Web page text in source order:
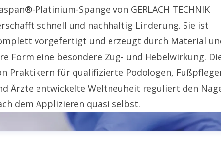
Platinium-Spange von GERLACH TECHNIK
schnell und nachhaltig Linderung. Sie ist
vorgefertigt und erzeugt durch Material
Form eine besondere Zug- und Hebelwirkung.
Praktikern für qualifizierte Podologen,
Ärzte entwickelte Weltneuheit reguliert den
dem Applizieren quasi selbst.